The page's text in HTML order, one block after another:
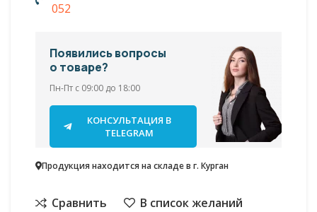
052
Появились вопросы
о товаре?
Пн-Пт с 09:00 до 18:00
КОНСУЛЬТАЦИЯ В
TELEGRAM
Продукция находится на складе в г. Курган
Сравнить В список желаний